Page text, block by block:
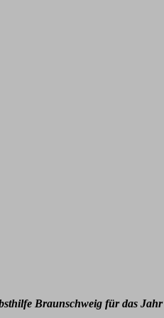
Braunschweig für das